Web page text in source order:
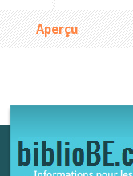
Aperçu